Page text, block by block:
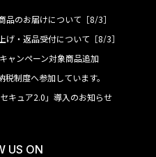
品のお届けについて［8/3］
げ・返品受付について［8/3］
ャンペーン対象商品追加
税制度へ参加しています。
キュア2.0」導入のお知らせ
US ON